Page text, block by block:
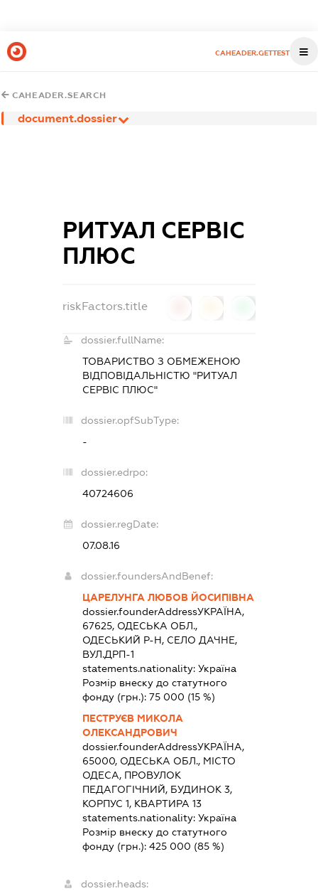
CAHEADER.GETTEST
CAHEADER.SEARCH
document.dossier
РИТУАЛ СЕРВІС
ПЛЮС
riskFactors.title
dossier.fullName:
ТОВАРИСТВО З ОБМЕЖЕНОЮ
ВІДПОВІДАЛЬНІСТЮ "РИТУАЛ
СЕРВІС ПЛЮС"
dossier.opfSubType:
-
dossier.edrpo:
40724606
dossier.regDate:
07.08.16
dossier.foundersAndBenef:
ЦАРЕЛУНГА ЛЮБОВ ЙОСИПІВНА
dossier.founderAddressУКРАЇНА,
67625, ОДЕСЬКА ОБЛ.,
ОДЕСЬКИЙ Р-Н, СЕЛО ДАЧНЕ,
ВУЛ.ДРП-1
statements.nationality:Україна
Розмір внеску до статутного
фонду (грн.):75 000 (15 %)
ПЕСТРУЄВ МИКОЛА
ОЛЕКСАНДРОВИЧ
dossier.founderAddressУКРАЇНА,
65000, ОДЕСЬКА ОБЛ., МІСТО
ОДЕСА, ПРОВУЛОК
ПЕДАГОГІЧНИЙ, БУДИНОК 3,
КОРПУС 1, КВАРТИРА 13
statements.nationality:Україна
Розмір внеску до статутного
фонду (грн.):425 000 (85 %)
dossier.heads: